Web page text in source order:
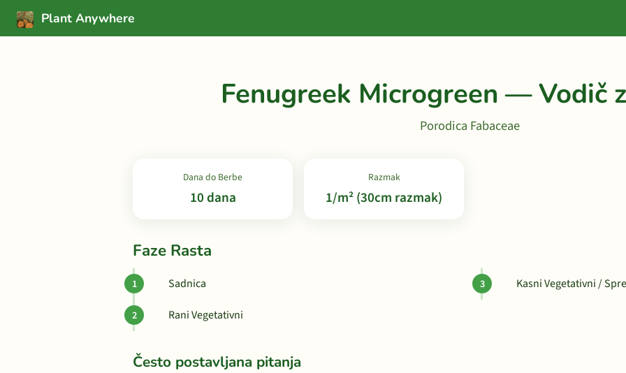
Plant Anywhere
Fenugreek Microgreen — Vodič
Porodica Fabaceae
Dana do Berbe
10 dana
Razmak
1/m² (30cm razmak)
Faze Rasta
Sadnica
Rani Vegetativni
Kasni Vegetativni /
Često postavljana pitanja